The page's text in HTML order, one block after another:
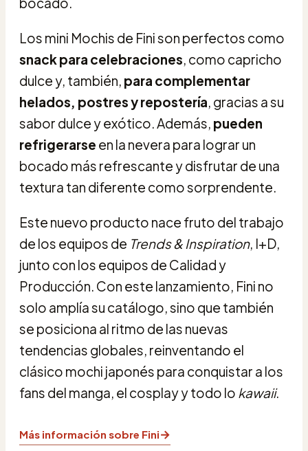
Los mini Mochis de Fini son perfectos como
snack para celebraciones, como capricho
dulce y, también, para complementar
helados, postres y repostería, gracias a su
sabor dulce y exótico. Además, pueden
refrigerarse en la nevera para lograr un
bocado más refrescante y disfrutar de una
textura tan diferente como sorprendente.
Este nuevo producto nace fruto del trabajo
de los equipos de Trends & Inspiration, I+D,
junto con los equipos de Calidad y
Producción. Con este lanzamiento, Fini no
solo amplía su catálogo, sino que también
se posiciona al ritmo de las nuevas
tendencias globales, reinventando el
clásico mochi japonés para conquistar a los
fans del manga, el cosplay y todo lo kawaii.
Más información sobre Fini→